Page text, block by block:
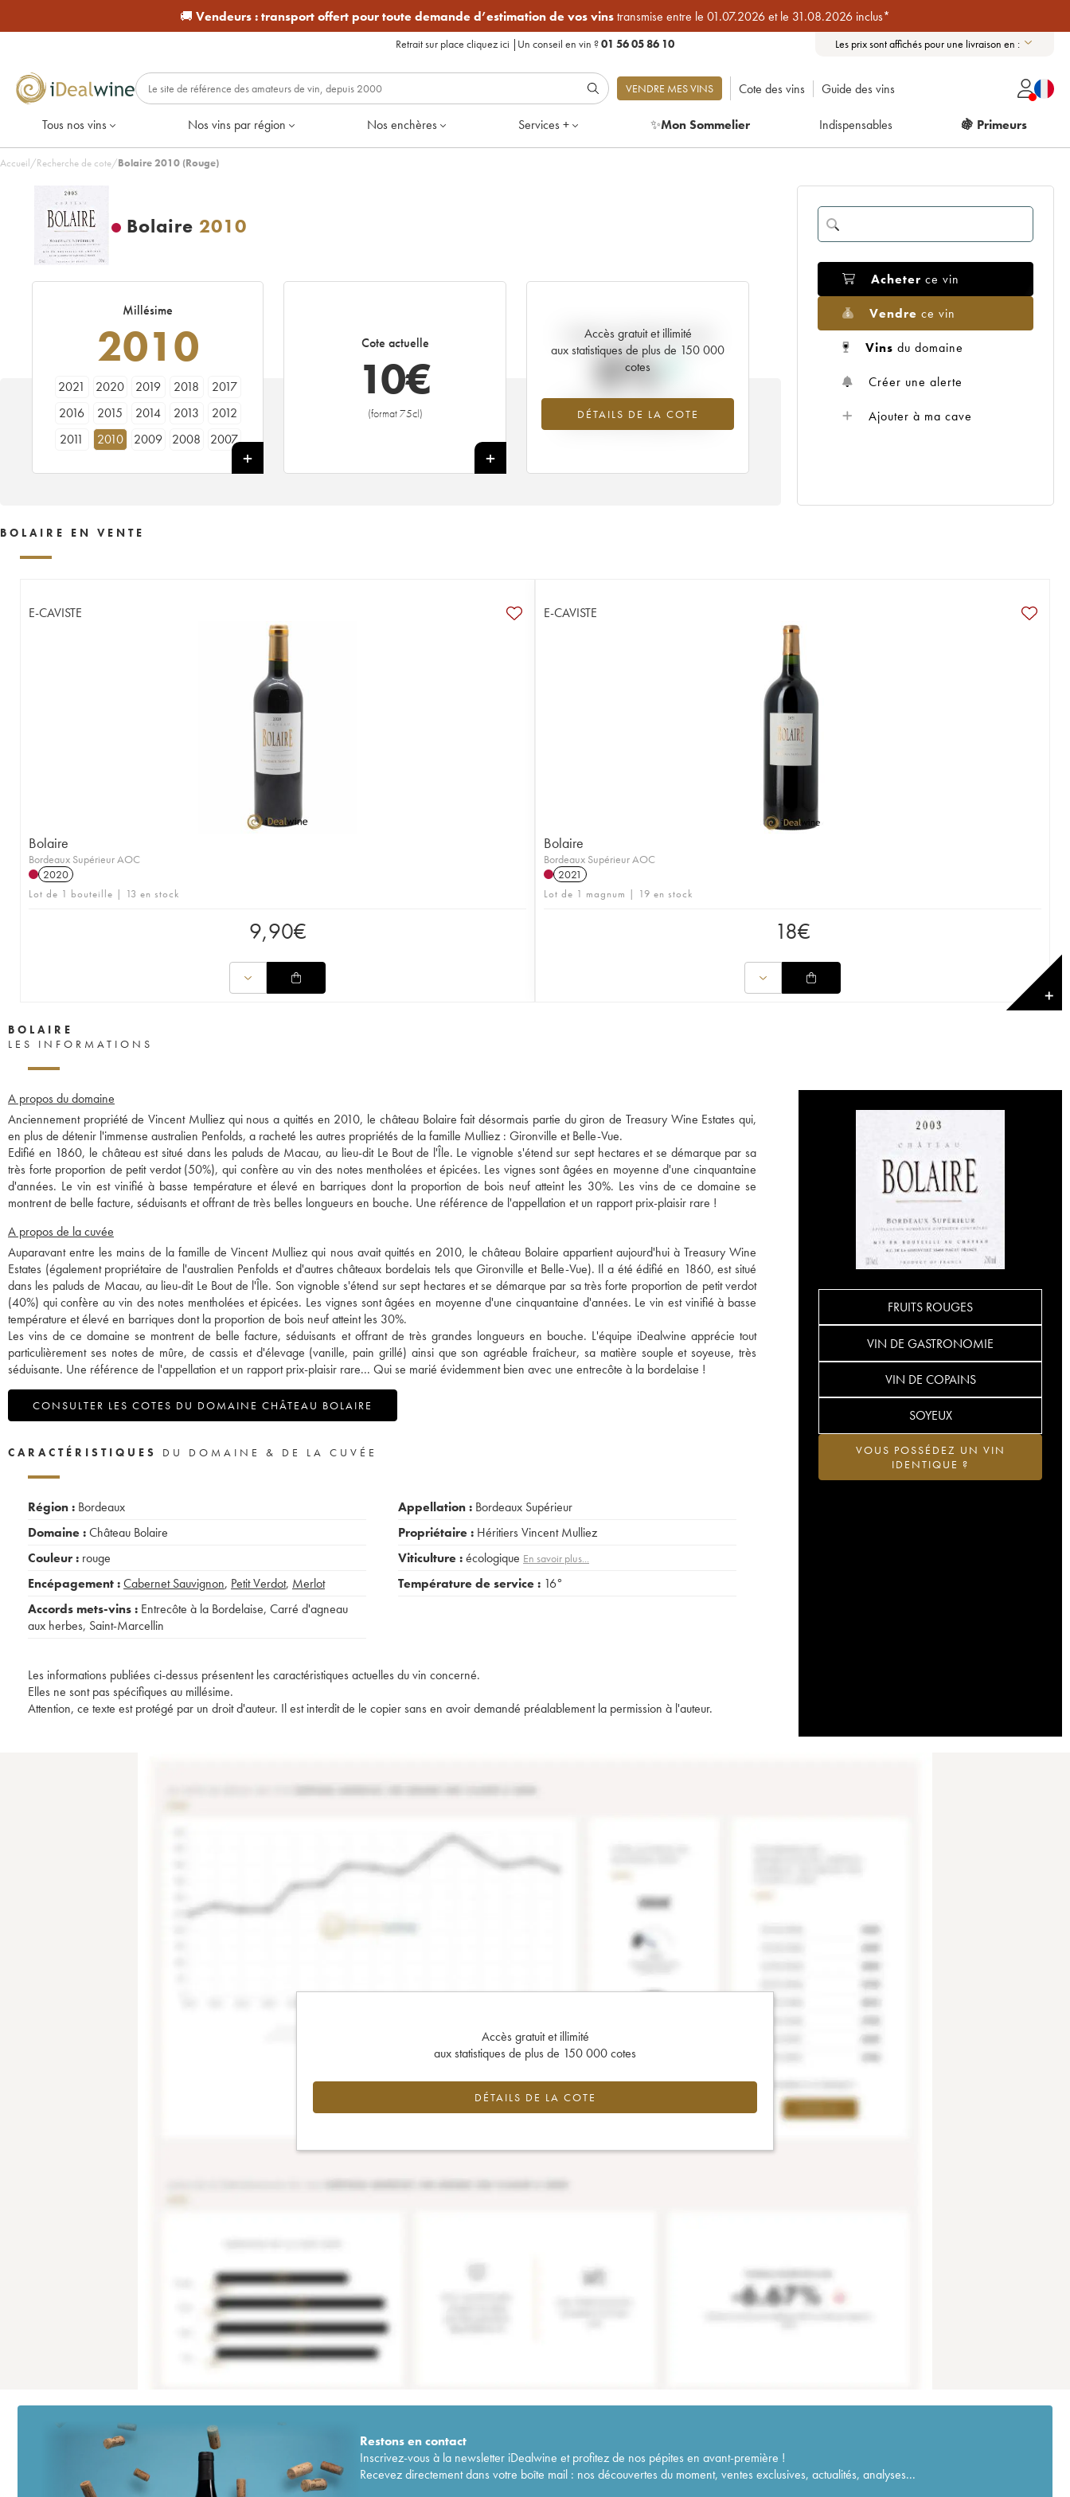
🚚 Vendeurs :transport offert pour toute demande d’estimation de vos vinstransmise entre le 01.07.2026 et le 31.08.2026 inclus*
Retrait sur place cliquez ici | Un conseil en vin ?01 56 05 86 10 Les prix sont affichés pour une livraison en :
VENDRE MES VINS Cote des vins Guide des vins
Tous nos vins Nos vins par région Nos enchères Services + ✨Mon Sommelier Indispensables 🍇 Primeurs
Accueil/Recherche de cote/Bolaire 2010 (Rouge)
Bolaire 2010
Millésime
2010
2021 2020 2019 2018
2017
2016
2015 2014 2013
2012
2011
2010 2009 2008
2007
Cote actuelle
10€
(format 75cl)
+
Accès gratuit et illimité
aux statistiques de plus de 150 000
cotes
DÉTAILS DE LA COTE
Tendance actuelle de la cote
0%
Tendance à la hausse du millésime
2010 en 2026 par rapport à 2025
Acheter ce vin
Vendre ce vin
Vins du domaine
Créer une alerte
Ajouter à ma cave
BOLAIRE EN VENTE
E-CAVISTE
Bolaire
Bordeaux Supérieur AOC
2020
Lot de 1 bouteille | 13 en stock
9,90€
E-CAVISTE
Bolaire
Bordeaux Supérieur AOC
2021
Lot de 1 magnum | 19 en stock
18€
✕
BOLAIRE
LES INFORMATIONS
A propos du domaine
Anciennement propriété de Vincent Mulliez qui nous a quittés en 2010, le château Bolaire fait désormais partie du giron de Treasury Wine Estates qui,
en plus de détenir l'immense australien Penfolds, a racheté les autres propriétés de la famille Mulliez : Gironville et Belle-Vue.
Edifié en 1860, le château est situé dans les paluds de Macau, au lieu-dit Le Bout de l'Île. Le vignoble s'étend sur sept hectares et se démarque par sa
très forte proportion de petit verdot (50%), qui confère au vin des notes mentholées et épicées. Les vignes sont âgées en moyenne d'une cinquantaine
d'années. Le vin est vinifié à basse température et élevé en barriques dont la proportion de bois neuf atteint les 30%. Les vins de ce domaine se
montrent de belle facture, séduisants et offrant de très belles longueurs en bouche. Une référence de l'appellation et un rapport prix-plaisir rare !
A propos de la cuvée
Auparavant entre les mains de la famille de Vincent Mulliez qui nous avait quittés en 2010, le château Bolaire appartient aujourd'hui à Treasury Wine
Estates (également propriétaire de l'australien Penfolds et d'autres châteaux bordelais tels que Gironville et Belle-Vue). Il a été édifié en 1860, est situé
dans les paluds de Macau, au lieu-dit Le Bout de l'Île. Son vignoble s'étend sur sept hectares et se démarque par sa très forte proportion de petit verdot
(40%) qui confère au vin des notes mentholées et épicées. Les vignes sont âgées en moyenne d'une cinquantaine d'années. Le vin est vinifié à basse
température et élevé en barriques dont la proportion de bois neuf atteint les 30%.
Les vins de ce domaine se montrent de belle facture, séduisants et offrant de très grandes longueurs en bouche. L'équipe iDealwine apprécie tout
particulièrement ses notes de mûre, de cassis et d'élevage (vanille, pain grillé) ainsi que son agréable fraîcheur, sa matière souple et soyeuse, très
séduisante. Une référence de l'appellation et un rapport prix-plaisir rare... Qui se marié évidemment bien avec une entrecôte à la bordelaise !
CONSULTER LES COTES DU DOMAINE CHÂTEAU BOLAIRE
FRUITS ROUGES
VIN DE GASTRONOMIE
VIN DE COPAINS
SOYEUX
VOUS POSSÉDEZ UN VIN
IDENTIQUE ?
CARACTÉRISTIQUES DU DOMAINE & DE LA CUVÉE
Région : Bordeaux
Domaine :Château Bolaire
Couleur : rouge
Encépagement :Cabernet Sauvignon, Petit Verdot, Merlot
Accords mets-vins : Entrecôte à la Bordelaise, Carré d'agneau
aux herbes, Saint-Marcellin
Appellation : Bordeaux Supérieur
Propriétaire : Héritiers Vincent Mulliez
Viticulture :écologique En savoir plus...
Température de service : 16°
Les informations publiées ci-dessus présentent les caractéristiques actuelles du vin concerné.
Elles ne sont pas spécifiques au millésime.
Attention, ce texte est protégé par un droit d'auteur. Il est interdit de le copier sans en avoir demandé préalablement la permission à l'auteur.
Accès gratuit et illimité
aux statistiques de plus de 150 000 cotes
DÉTAILS DE LA COTE
Restons encontact
Inscrivez-vous à la newsletter iDealwine et profitez de nos pépites en avant-première !
Recevez directement dans votre boîte mail : nos découvertes du moment, ventes exclusives, actualités, analyses...